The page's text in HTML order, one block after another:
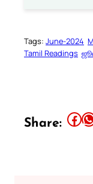
Tags: June-2024
Tamil Readings
Share: Share this article on Facebook Share this article on WhatsApp